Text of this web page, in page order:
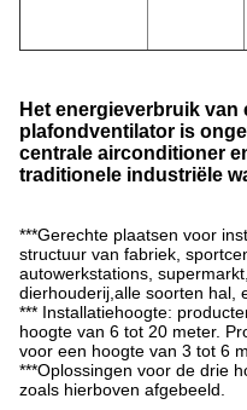
Het energieverbruik
plafondventilator is
centrale airconditioner
traditionele industriële
***Gerechte plaatsen voor
structuur van fabriek,
autowerkstations,
dierhouderij,alle soorten hal,
*** Installatiehoogte:
hoogte van 6 tot 20 meter.
voor een hoogte van 3 tot 6
***Oplossingen voor de drie
zoals hierboven afgebeeld.